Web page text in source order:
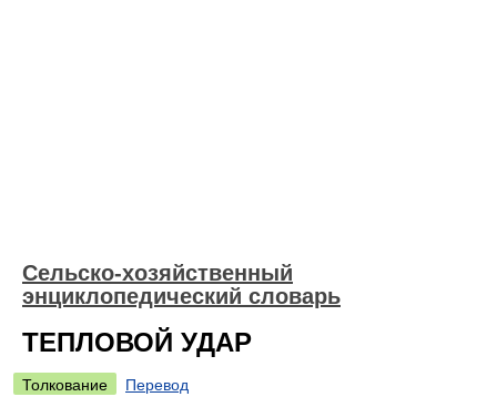
Сельско-хозяйственный
энциклопедический словарь
ТЕПЛОВОЙ УДАР
Толкование
Перевод